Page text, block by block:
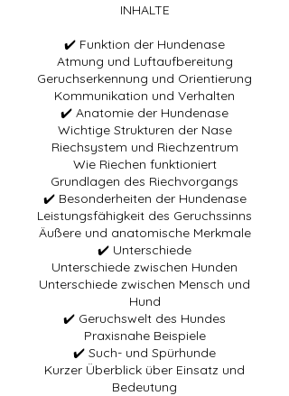
INHALTE
✔️ Funktion der Hundenase
Atmung und Luftaufbereitung
Geruchserkennung und Orientierung
Kommunikation und Verhalten
✔️ Anatomie der Hundenase
Wichtige Strukturen der Nase
Riechsystem und Riechzentrum
Wie Riechen funktioniert
Grundlagen des Riechvorgangs
✔️ Besonderheiten der Hundenase
Leistungsfähigkeit des Geruchssinns
Äußere und anatomische Merkmale
✔️ Unterschiede
Unterschiede zwischen Hunden
Unterschiede zwischen Mensch und
Hund
✔️ Geruchswelt des Hundes
Praxisnahe Beispiele
✔️ Such- und Spürhunde
Kurzer Überblick über Einsatz und
Bedeutung